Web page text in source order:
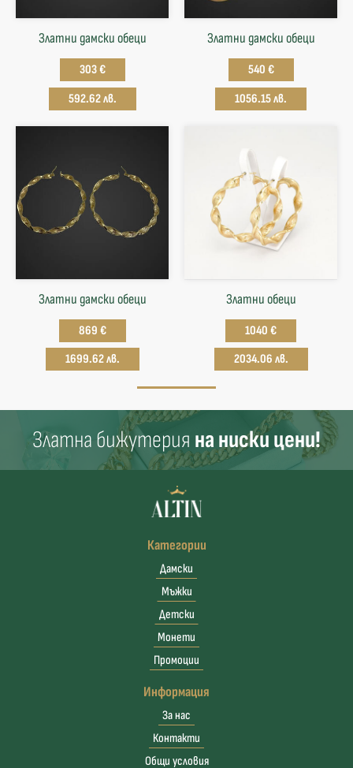
Златни дамски обеци
303 €
592.62 лв.
Златни дамски обеци
540 €
1056.15 лв.
Златни дамски обеци
869 €
1699.62 лв.
Златни обеци
1040 €
2034.06 лв.
Златна бижутерия на ниски цени!
Категории
Дамски
Мъжки
Детски
Монети
Промоции
Информация
За нас
Контакти
Общи условия